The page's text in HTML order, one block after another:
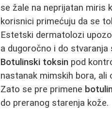
se žale na neprijatan miris
korisnici primećuju da se
Estetski dermatolozi
a dugoročno i do stvaranja
Botulinski toksin pod
nastanak mimskih bora, ali
Zato se pre primene
do preranog starenja kože.